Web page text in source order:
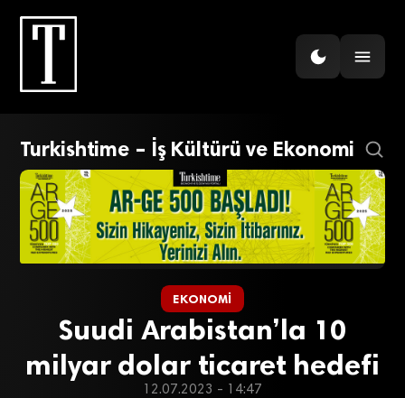
Turkishtime – İş Kültürü ve Ekonomi
EKONOMI
Suudi Arabistan’la 10
milyar dolar ticaret hedefi
12.07.2023 - 14:47